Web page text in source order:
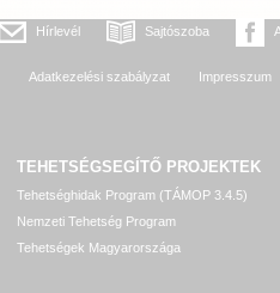
Hírlevél Sajtószoba
Adatkezelési szabályzat Impresszum
TEHETSÉGSEGÍTŐ PROJEKTEK
Tehetséghidak Program (TÁMOP 3.4.5)
Nemzeti Tehetség Program
Tehetségek Magyarországa